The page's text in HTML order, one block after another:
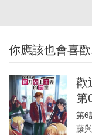
你應該也會喜
歡
第
第6
藤